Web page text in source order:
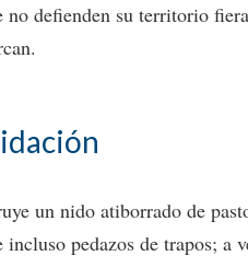
no defienden su territorio
un nido atiborrado de
incluso pedazos de trapos;